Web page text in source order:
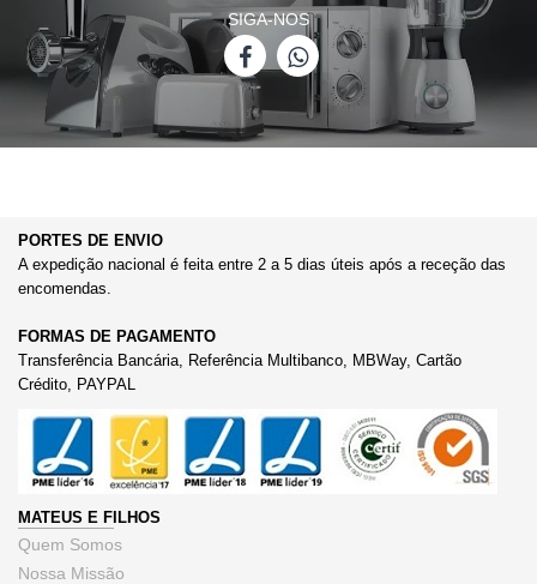
SIGA-NOS
PORTES DE ENVIO
A expedição nacional é feita entre 2 a 5 dias úteis após a receção das
encomendas.
FORMAS DE PAGAMENTO
Transferência Bancária, Referência Multibanco, MBWay, Cartão
Crédito, PAYPAL
MATEUS E FILHOS
Quem Somos
Nossa Missão